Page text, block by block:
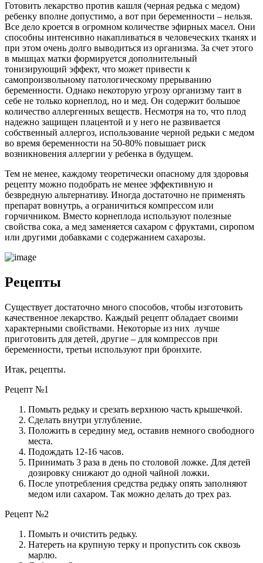
Готовить лекарство против кашля (черная редька с медом)
ребенку вполне допустимо, а вот при беременности – нельзя.
Все дело кроется в огромном количестве эфирных масел. Они
способны интенсивно накапливаться в человеческих тканях и
при этом очень долго выводиться из организма. За счет этого
в мышцах матки формируется дополнительный
тонизирующий эффект, что может привести к
самопроизвольному патологическому прерыванию
беременности. Однако некоторую угрозу организму таит в
себе не только корнеплод, но и мед. Он содержит большое
количество аллергенных веществ. Несмотря на то, что плод
надежно защищен плацентой и у него не развивается
собственный аллергоз, использование черной редьки с медом
во время беременности на 50-80% повышает риск
возникновения аллергии у ребенка в будущем.
Тем не менее, каждому теоретически опасному для здоровья
рецепту можно подобрать не менее эффективную и
безвредную альтернативу. Иногда достаточно не применять
препарат вовнутрь, а ограничиться компрессом или
горчичником. Вместо корнеплода используют полезные
свойства сока, а мед заменяется сахаром с фруктами, сиропом
или другими добавками с содержанием сахарозы.
Рецепты
Существует достаточно много способов, чтобы изготовить
качественное лекарство. Каждый рецепт обладает своими
характерными свойствами. Некоторые из них лучше
приготовить для детей, другие – для компрессов при
беременности, третьи используют при бронхите.
Итак, рецепты.
Рецепт №1
Помыть редьку и срезать верхнюю часть крышечкой.
Сделать внутри углубление.
Положить в середину мед, оставив немного свободного
места.
Подождать 12-16 часов.
Принимать 3 раза в день по столовой ложке. Для детей
дозировку снижают до одной чайной ложки.
После употребления средства редьку опять заполняют
медом или сахаром. Так можно делать до трех раз.
Рецепт №2
Помыть и очистить редьку.
Натереть на крупную терку и пропустить сок сквозь
марлю.